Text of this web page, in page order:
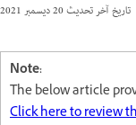
تاريخ آخر تحديث20 ديسمبر 2021
Note:
The below article
Click here to review